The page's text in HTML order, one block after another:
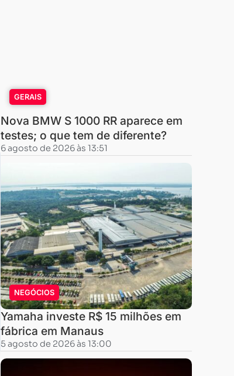
GERAIS
Nova BMW S 1000 RR aparece em
testes; o que tem de diferente?
6 agosto de 2026 às 13:51
NEGÓCIOS
Yamaha investe R$ 15 milhões em
fábrica em Manaus
5 agosto de 2026 às 13:00